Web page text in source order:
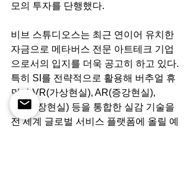
모의 투자를 단행했다.
비브 스튜디오스는 최근 연이어 유치한
자금으로 메타버스 전문 아트테크 기업
으로서의 입지를 더욱 공고히 하고 있다.
특히 SI를 전략적으로 활용해 버추얼 휴
먼과 VR(가상현실), AR(증강현실),
XR(확장현실) 등을 통합한 실감 기술을
전 세계 글로벌 서비스 플랫폼에 올릴 예